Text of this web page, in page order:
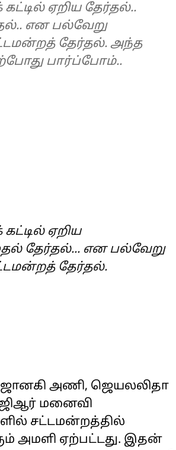
ஏறிய தேர்தல்..
என பல்வேறு
தேர்தல். அந்த
பார்ப்போம்..
ஏறிய
தேர்தல்... என பல்வேறு
தேர்தல்.
ஜானகி அணி, ஜெயலலிதா
மனைவி
சட்டமன்றத்தில்
அமளி ஏற்பட்டது. இதன்